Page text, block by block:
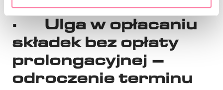
· Ulga w opłacaniu
składek bez opłaty
prolongacyjnej –
odroczenie terminu